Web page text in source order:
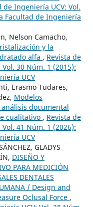
de Ingeniería UCV: Vol.
Facultad de Ingeniería
Nelson Camacho,
y la
alfa , Revista de
30 Núm. 1 (2015):
UCV
Erasmo Tudares,
Modelos
documental
cualitativo , Revista de
41 Núm. 1 (2026):
UCV
GLADYS
DISEÑO Y
PARA MEDICIÓN
DENTALES
/ Design and
Oclusal Force ,